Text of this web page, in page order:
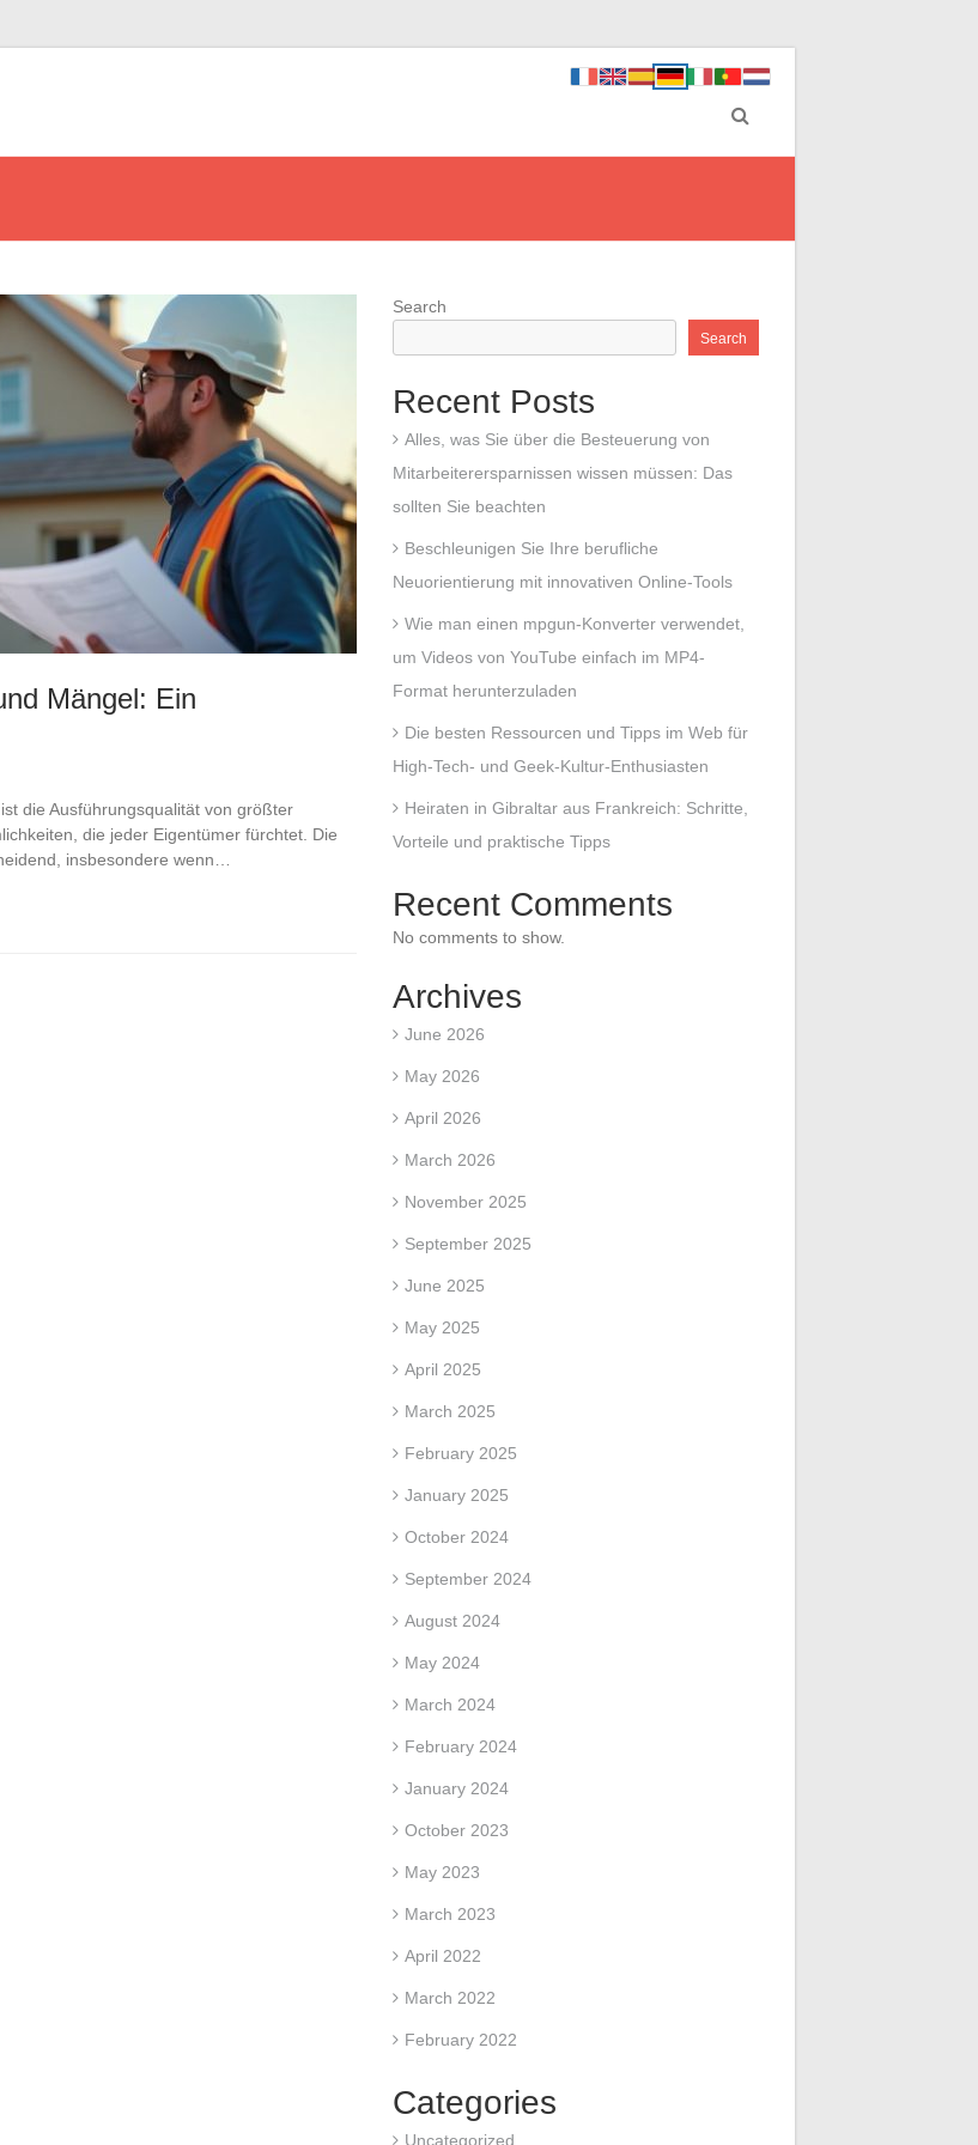
Mängel: Ein
die Ausführungsqualität von größter
die jeder Eigentümer fürchtet. Die
insbesondere wenn…
Search
Search
Recent Posts
Alles, was Sie über die Besteuerung von
Mitarbeiterersparnissen wissen müssen: Das
sollten Sie beachten
Beschleunigen Sie Ihre berufliche
Neuorientierung mit innovativen Online-Tools
Wie man einen mpgun-Konverter verwendet,
um Videos von YouTube einfach im MP4-
Format herunterzuladen
Die besten Ressourcen und Tipps im Web für
High-Tech- und Geek-Kultur-Enthusiasten
Heiraten in Gibraltar aus Frankreich: Schritte,
Vorteile und praktische Tipps
Recent Comments
No comments to show.
Archives
June 2026
May 2026
April 2026
March 2026
November 2025
September 2025
June 2025
May 2025
April 2025
March 2025
February 2025
January 2025
October 2024
September 2024
August 2024
May 2024
March 2024
February 2024
January 2024
October 2023
May 2023
March 2023
April 2022
March 2022
February 2022
Categories
Uncategorized